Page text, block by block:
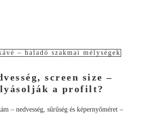
– haladó szakmai mélységek
screen size –
a profilt?
– nedvesség, sűrűség és képernyőméret –